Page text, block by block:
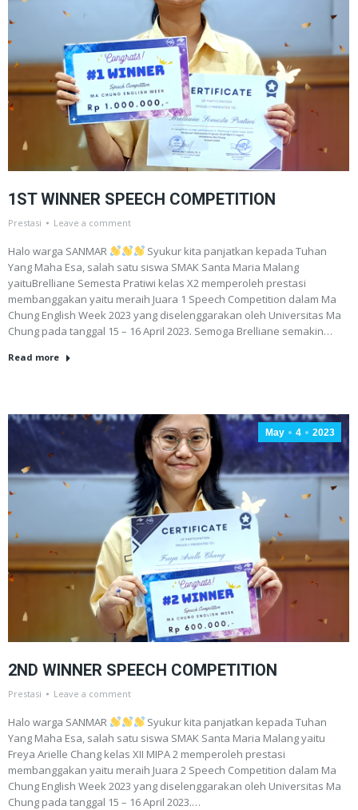
1ST WINNER SPEECH COMPETITION
Prestasi Leave a comment
Halo warga SANMAR
Syukur kita panjatkan kepada Tuhan
Yang Maha Esa, salah satu siswa SMAK Santa Maria Malang
yaituBrelliane Semesta Pratiwi kelas X2 memperoleh prestasi
membanggakan yaitu meraih Juara 1 Speech Competition dalam Ma
Chung English Week 2023 yang diselenggarakan oleh Universitas Ma
Chung pada tanggal 15 – 16 April 2023. Semoga Brelliane semakin…
Read more
May 4 2023
2ND WINNER SPEECH COMPETITION
Prestasi Leave a comment
Halo warga SANMAR
Syukur kita panjatkan kepada Tuhan
Yang Maha Esa, salah satu siswa SMAK Santa Maria Malang yaitu
Freya Arielle Chang kelas XII MIPA 2 memperoleh prestasi
membanggakan yaitu meraih Juara 2 Speech Competition dalam Ma
Chung English Week 2023 yang diselenggarakan oleh Universitas Ma
Chung pada tanggal 15 – 16 April 2023.…